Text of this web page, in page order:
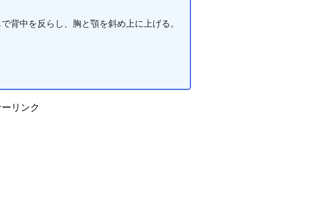
背中を反らし、胸と顎を斜め上に上げる。
リンク